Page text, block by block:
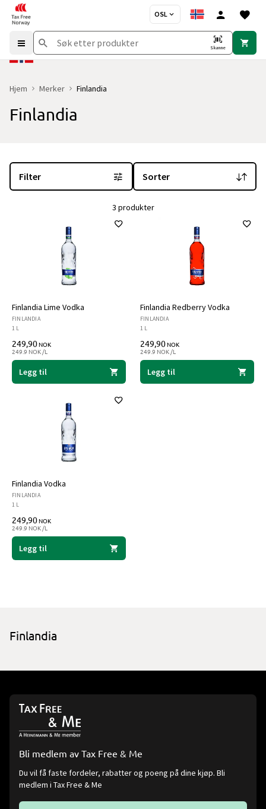
OSL
Skanne
Hjem Merker Finlandia
Finlandia
Filter Sorter
3 produkter
Finlandia Lime Vodka
FINLANDIA
1 L
249,90NOK
249.9 NOK /L
Legg til
Finlandia Redberry Vodka
FINLANDIA
1 L
249,90NOK
249.9 NOK /L
Legg til
Finlandia Vodka
FINLANDIA
1 L
249,90NOK
249.9 NOK /L
Legg til
Finlandia
Bli medlem av Tax Free & Me
Du vil få faste fordeler, rabatter og poeng på dine kjøp. Bli
medlem i Tax Free & Me